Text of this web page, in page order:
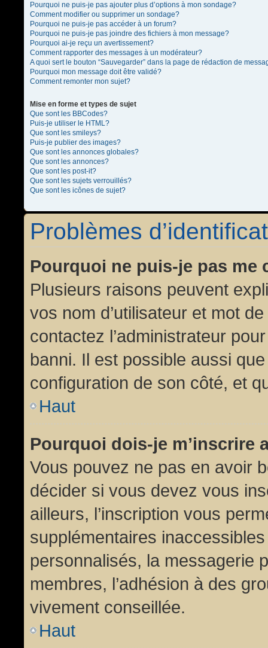
Pourquoi ne puis-je pas ajouter plus d’options à mon sondage?
Comment modifier ou supprimer un sondage?
Pourquoi ne puis-je pas accéder à un forum?
Pourquoi ne puis-je pas joindre des fichiers à mon message?
Pourquoi ai-je reçu un avertissement?
Comment rapporter des messages à un modérateur?
A quoi sert le bouton “Sauvegarder” dans la page de rédaction de
Pourquoi mon message doit être validé?
Comment remonter mon sujet?
Mise en forme et types de sujet
Que sont les BBCodes?
Puis-je utiliser le HTML?
Que sont les smileys?
Puis-je publier des images?
Que sont les annonces globales?
Que sont les annonces?
Que sont les post-it?
Que sont les sujets verrouillés?
Que sont les icônes de sujet?
Problèmes
Pourquoi ne puis-je pas me
Plusieurs raisons peuvent
vos nom d’utilisateur et mot
contactez l’administrateur
banni. Il est possible aussi
configuration de son côté, et
Haut
Pourquoi dois-je m’inscrire
Vous pouvez ne pas en avoir
décider si vous devez vous
ailleurs, l’inscription vous
supplémentaires
personnalisés, la messagerie
membres, l’adhésion à des
vivement conseillée.
Haut